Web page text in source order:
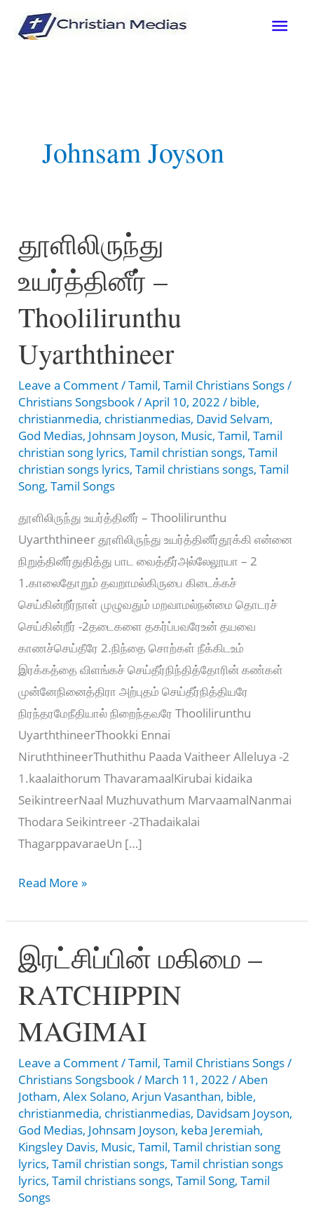
Johnsam Joyson
தூளிலிருந்து
உயர்த்தினீர் –
Thoolilirunthu
Uyarththineer
Leave a Comment/Tamil,Tamil Christians Songs/
Christians Songsbook/April 10, 2022/ bible,
christianmedia, christianmedias, David Selvam,
God Medias, Johnsam Joyson, Music,Tamil,Tamil
christian song lyrics,Tamil christian songs,Tamil
christian songs lyrics,Tamil christians songs,Tamil
Song,Tamil Songs
தூளிலிருந்து உயர்த்தினீர் – Thoolilirunthu
Uyarththineer தூளிலிருந்து உயர்த்தினீர்தூக்கி என்னை
நிறுத்தினீர்துதித்து பாட வைத்தீர்அல்லேலூயா – 2
1.காலைதோறும் தவறாமல்கிருபை கிடைக்கச்
செய்கின்றீர்நாள் முழுவதும் மறவாமல்நன்மை தொடரச்
செய்கின்றீர் -2தடைகளை தகர்ப்பவரேஉன் தயவை
காணச்செய்தீரே 2.நிந்தை சொற்கள் நீக்கிடஉம்
இரக்கத்தை விளங்கச் செய்தீர்நிந்தித்தோரின் கண்கள்
முன்னேநினைத்திரா அற்புதம் செய்தீர்நித்தியரே
நிரந்தரமேநீதியால் நிறைந்தவரே Thoolilirunthu
UyarththineerThookki Ennai
NiruththineerThuthithu Paada Vaitheer Alleluya -2
1.kaalaithorum ThavaramaalKirubai kidaika
SeikintreerNaal Muzhuvathum MarvaamalNanmai
Thodara Seikintreer -2Thadaikalai
ThagarppavaraeUn […]
தூளிலிருந்து
–
Thoolilirunthu
Uyarththineer
Read More »
இரட்சிப்பின் மகிமை –
RATCHIPPIN
MAGIMAI
Leave a Comment/Tamil,Tamil Christians Songs/
Christians Songsbook/ March 11, 2022/Aben
Jotham,Alex Solano,Arjun Vasanthan, bible,
christianmedia, christianmedias, Davidsam Joyson,
God Medias, Johnsam Joyson, keba Jeremiah,
Kingsley Davis, Music,Tamil,Tamil christian song
lyrics,Tamil christian songs,Tamil christian songs
lyrics,Tamil christians songs,Tamil Song,Tamil
Songs